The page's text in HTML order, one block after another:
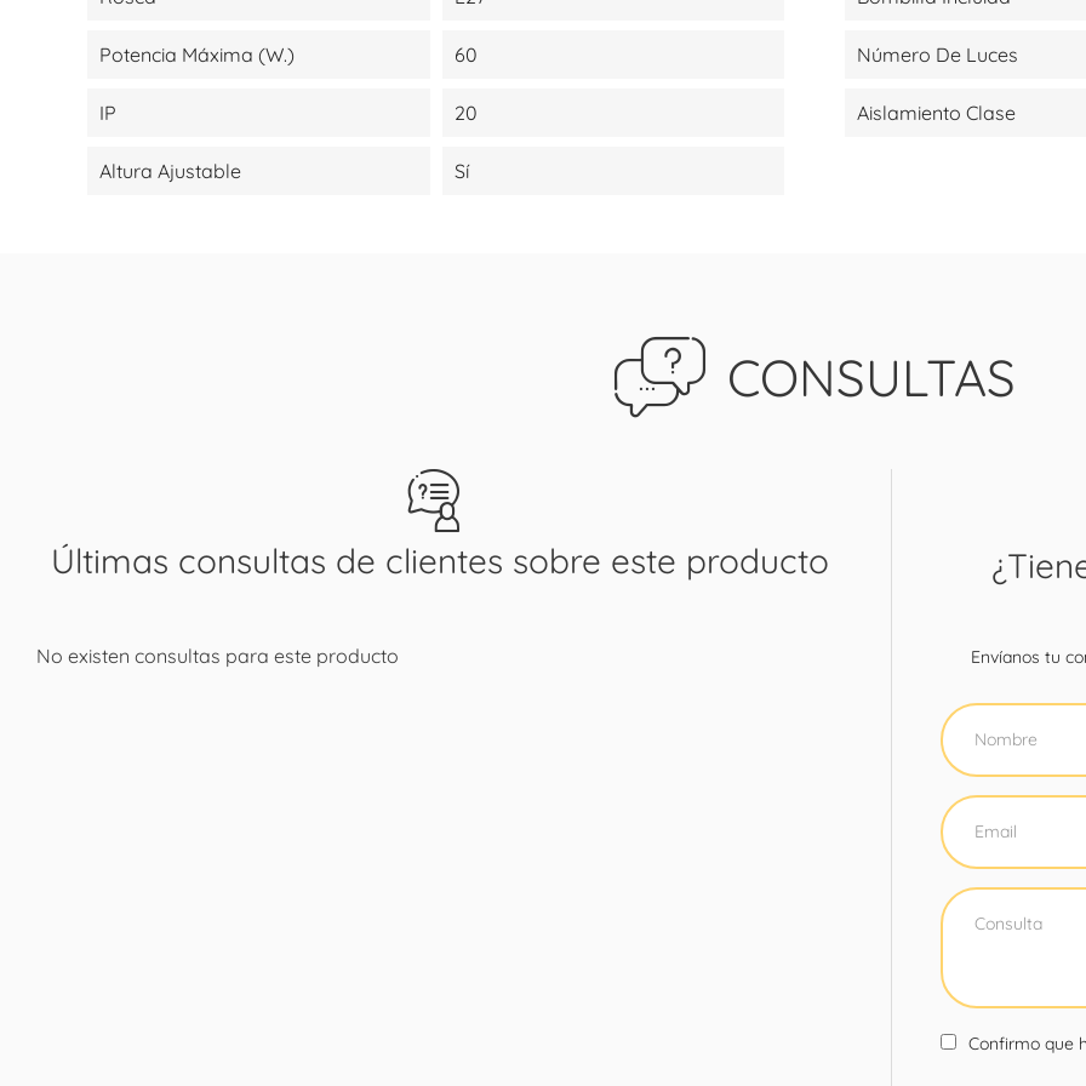
Potencia Máxima (W.) 60 Número De Luces
IP 20 Aislamiento Clase
Altura Ajustable Sí
CONSULTAS
Últimas consultas de clientes sobre este producto
No existen consultas para este producto Envíanos tu
Confirmo que